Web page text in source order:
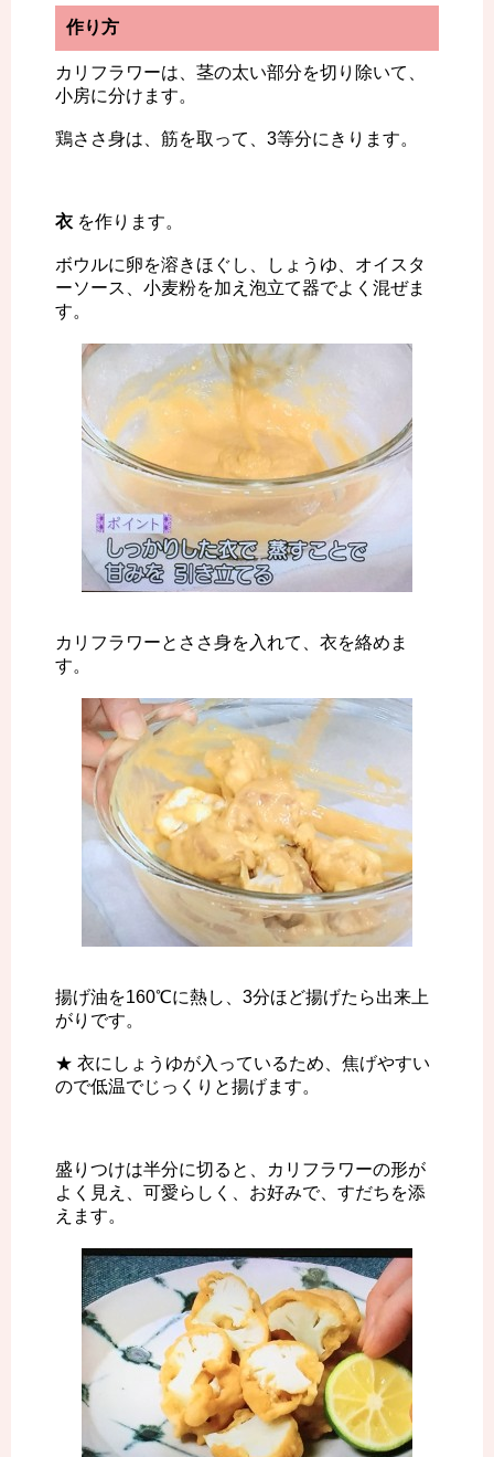
作り方
カリフラワーは、茎の太い部分を切り除いて、
小房に分けます。
鶏ささ身は、筋を取って、3等分にきります。
衣 を作ります。
ボウルに卵を溶きほぐし、しょうゆ、オイスタ
ーソース、小麦粉を加え泡立て器でよく混ぜま
す。
カリフラワーとささ身を入れて、衣を絡めま
す。
揚げ油を160℃に熱し、3分ほど揚げたら出来上
がりです。
★ 衣にしょうゆが入っているため、焦げやすい
ので低温でじっくりと揚げます。
盛りつけは半分に切ると、カリフラワーの形が
よく見え、可愛らしく、お好みで、すだちを添
えます。